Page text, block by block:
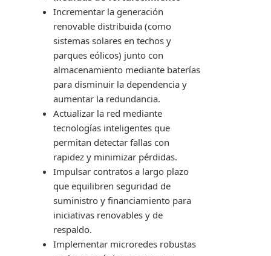
Incrementar la generación
renovable distribuida (como
sistemas solares en techos y
parques eólicos) junto con
almacenamiento mediante baterías
para disminuir la dependencia y
aumentar la redundancia.
Actualizar la red mediante
tecnologías inteligentes que
permitan detectar fallas con
rapidez y minimizar pérdidas.
Impulsar contratos a largo plazo
que equilibren seguridad de
suministro y financiamiento para
iniciativas renovables y de
respaldo.
Implementar microredes robustas